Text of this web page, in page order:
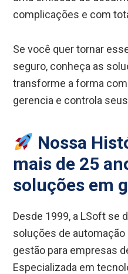
complicações e com
Se você quer tornar
seguro, conheça as
transforme a forma
gerencia e controla
Nossa
mais de 25
soluções em
Desde 1999, a LSoft se
soluções de
gestão para empresas
Especializada em